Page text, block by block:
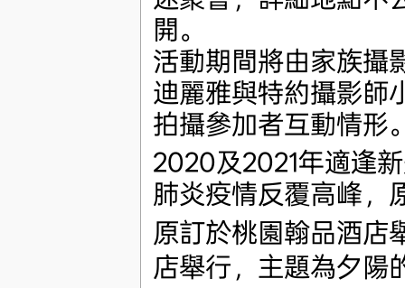
開。
活動期間將由家族攝
迪麗雅與特約攝影師
拍攝參加者互動情形
2020及2021年適逢
肺炎疫情反覆高峰，
原訂於桃園翰品酒店
店舉行，主題為夕陽